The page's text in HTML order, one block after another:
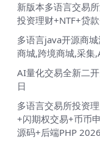
新版本多语言交易
投资理财+NTF+贷
多语言java开源商
商城,跨境商城,采集
AI量化交易全新二
日
多语言交易所投资
+闪期权交易+币币
源码+后端PHP